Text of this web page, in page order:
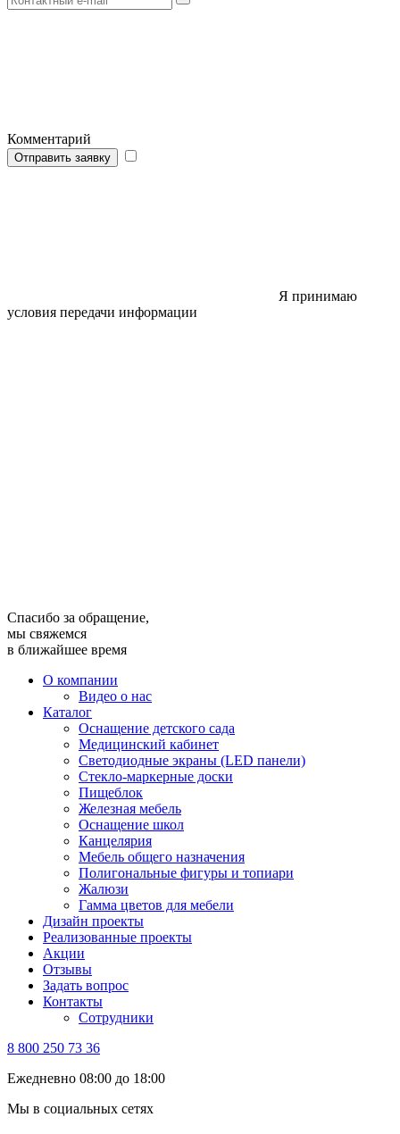
Комментарий
Отправить заявку
Я принимаю
условия передачи информации
Спасибо за обращение,
мы свяжемся
в ближайшее время
О компании
Видео о нас
Каталог
Оснащение детского сада
Медицинский кабинет
Светодиодные экраны (LED панели)
Стекло-маркерные доски
Пищеблок
Железная мебель
Оснащение школ
Канцелярия
Мебель общего назначения
Полигональные фигуры и топиари
Жалюзи
Гамма цветов для мебели
Дизайн проекты
Реализованные проекты
Акции
Отзывы
Задать вопрос
Контакты
Сотрудники
8 800 250 73 36
Ежедневно 08:00 до 18:00
Мы в социальных сетях